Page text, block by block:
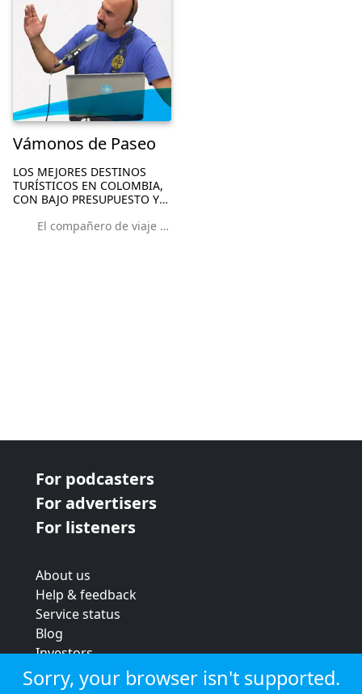
Vámonos de Paseo
LOS MEJORES DESTINOS
TURÍSTICOS EN COLOMBIA,
CON BAJO PRESUPUESTO Y
INCLUIDA. UNA COMPLETA
El compañero de viaje que se debe evitar
For podcasters
For advertisers
For listeners
About us
Help & feedback
Service status
Blog
Investors
Strategic review
Sorry, your browser isn't supported.